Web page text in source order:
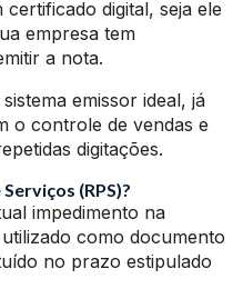
digital, seja ele
empresa tem
a nota.
emissor ideal, já
o controle de vendas e
digitações.
(RPS)?
impedimento na
como documento
no prazo estipulado